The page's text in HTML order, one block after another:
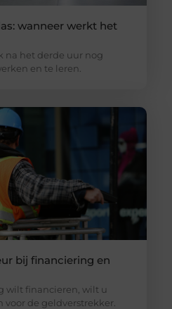
wanneer werkt het
na het derde uur nog
en te leren.
bij financiering en
wilt financieren, wilt u
voor de geldverstrekker.